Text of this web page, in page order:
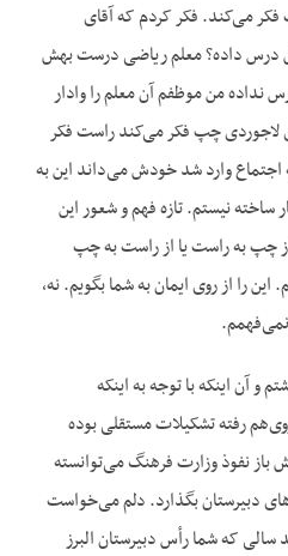
می‌‌کند. فکر کردم که آقای
درس داده؟ معلم ریاضی درست بهش
نداده من موظفم آن معلم را وادار
چپ فکر می‌کند راست فکر
وارد شد خودش می‌داند این به
ساخته نیستم. تازه فهم و شعور این
از چپ به راست یا از راست به چپ
را از روی ایمان به شما بگویم. نه،
آن اینکه با توجه به اینکه
رفته تشکیلات مستقلی بوده
نفوذ وزارت فرهنگ می‌توانسته
دبیرستان بگذارد. دلم می‌خواست
که شما رأس دبیرستان البرز